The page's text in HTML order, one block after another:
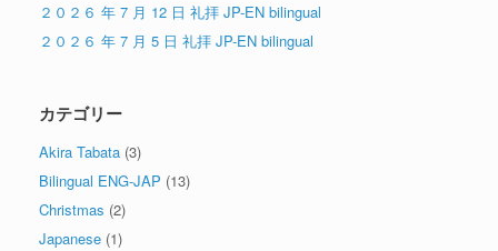
２０２６ 年 7 月 12 日 礼拝 JP-EN bilingual
２０２６ 年 7 月 5 日 礼拝 JP-EN bilingual
カテゴリー
Akira Tabata (3)
Bilingual ENG-JAP (13)
Christmas (2)
Japanese (1)